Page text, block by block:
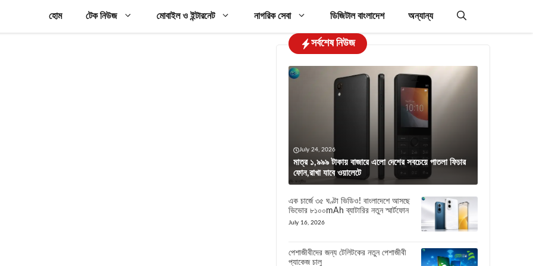
হোম টেক নিউজ মোবাইল ও ইন্টারনেট নাগরিক সেবা ডিজিটাল বাংলাদেশ অন্যান্য
সর্বশেষ নিউজ
July 24, 2026
মাত্র ১,৯৯৯ টাকায় বাজারে এলো দেশের সবচেয়ে পাতলা ফিচার
ফোন,রাখা যাবে ওয়ালেটে
এক চার্জে ৩৫ ঘণ্টা ভিডিও! বাংলাদেশে আসছে
ভিভোর ৮১০০mAh ব্যাটারির নতুন স্মার্টফোন
July 16, 2026
পেশাজীবীদের জন্য টেলিটকের নতুন পেশাজীবী
প্যাকেজ চালু